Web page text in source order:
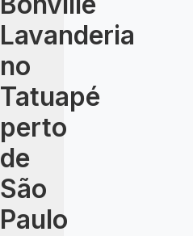
Lavanderia
no
Tatuapé
perto
de
São
Paulo